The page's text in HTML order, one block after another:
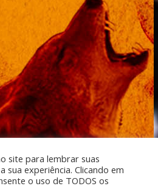
site para lembrar suas
sua experiência. Clicando em
o uso de TODOS os